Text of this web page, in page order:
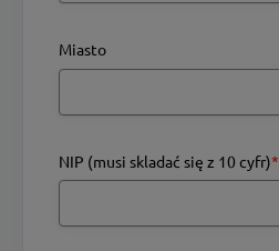
Miasto
NIP (musi skladać się z 10 cyfr)*